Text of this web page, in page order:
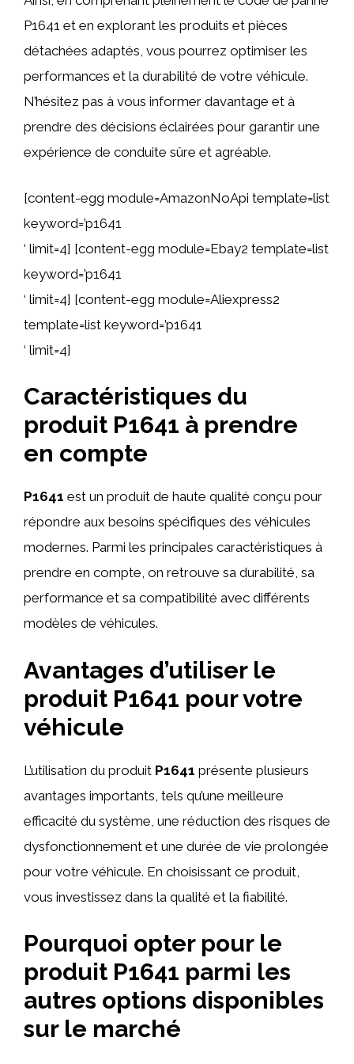
P1641 et en explorant les produits et pièces
détachées adaptés, vous pourrez optimiser les
performances et la durabilité de votre véhicule.
N’hésitez pas à vous informer davantage et à
prendre des décisions éclairées pour garantir une
expérience de conduite sûre et agréable.
[content-egg module=AmazonNoApi template=list
keyword=’p1641
‘ limit=4] [content-egg module=Ebay2 template=list
keyword=’p1641
‘ limit=4] [content-egg module=Aliexpress2
template=list keyword=’p1641
‘ limit=4]
Caractéristiques du
produit P1641 à prendre
en compte
P1641 est un produit de haute qualité conçu pour
répondre aux besoins spécifiques des véhicules
modernes. Parmi les principales caractéristiques à
prendre en compte, on retrouve sa durabilité, sa
performance et sa compatibilité avec différents
modèles de véhicules.
Avantages d’utiliser le
produit P1641 pour votre
véhicule
L’utilisation du produit P1641 présente plusieurs
avantages importants, tels qu’une meilleure
efficacité du système, une réduction des risques de
dysfonctionnement et une durée de vie prolongée
pour votre véhicule. En choisissant ce produit,
vous investissez dans la qualité et la fiabilité.
Pourquoi opter pour le
produit P1641 parmi les
autres options disponibles
sur le marché